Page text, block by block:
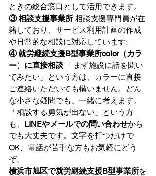
ときの総合窓口として活用できます。
③ 相談支援事業所 相談支援専門員が在
籍しており、サービス利用計画の作成
や日常的な相談に対応しています。
④ 就労継続支援B型事業所color（カラ
ー）に直接相談 「まず施設に話を聞い
てみたい」という方は、カラーに直接
ご連絡いただいても構いません。どん
な小さな疑問でも、一緒に考えます。
「相談する勇気が出ない」という方
も、 LINEやメールでの問い合わせから
でも大丈夫です。文字を打つだけで
OK、電話が苦手な方もお気軽にどう
ぞ。
横浜市旭区で就労継続支援B型事業所を